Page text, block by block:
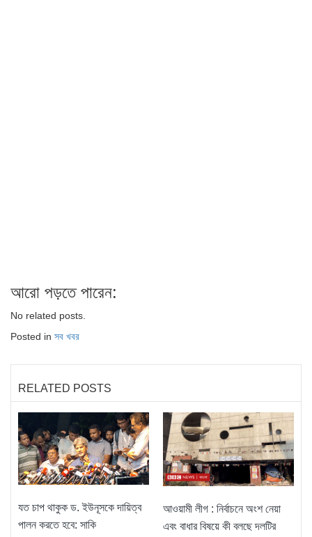
আরো পড়তে পারেন:
No related posts.
Posted in সব খবর
RELATED POSTS
যত চাপ থাকুক ড. ইউনূসকে দায়িত্ব
পালন করতে হবে: সাকি
আওয়ামী লীগ : নির্বাচনে অংশ নেয়া
এবং বাধার বিষয়ে কী বলছে দলটির